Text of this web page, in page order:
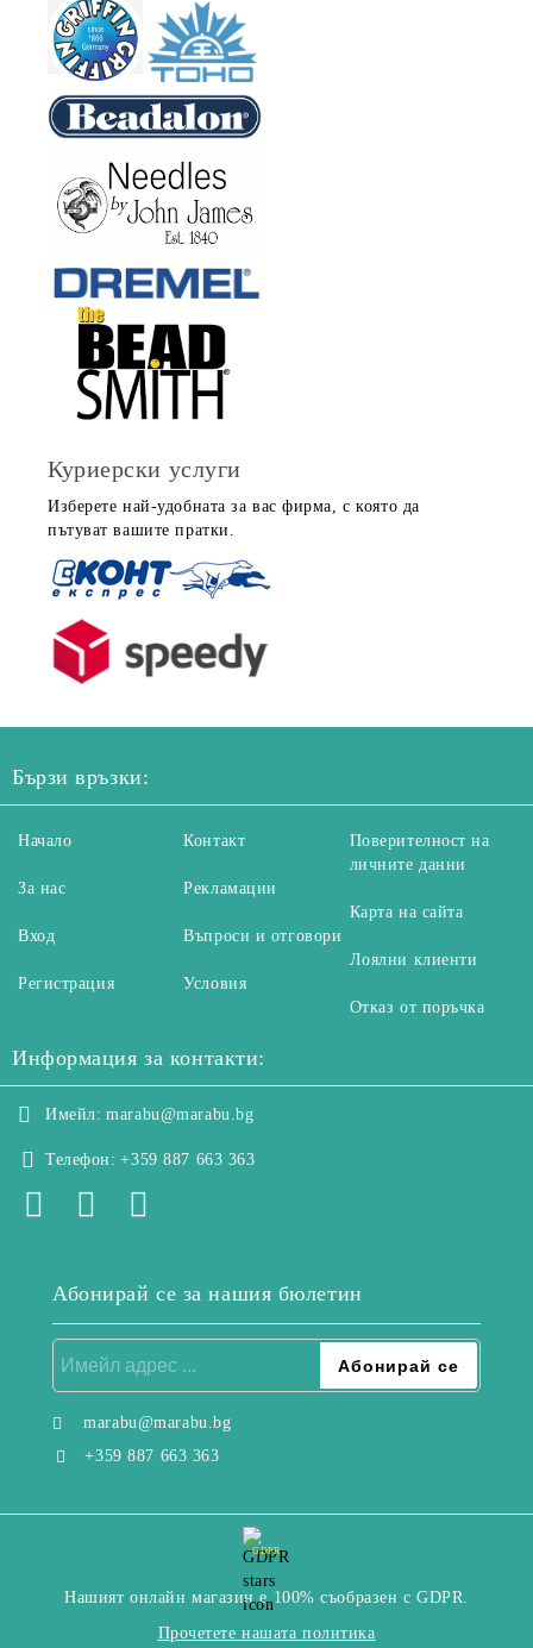
Куриерски услуги
Изберете най-удобната за вас фирма, с която да
пътуват вашите пратки.
Бързи връзки:
Начало
За нас
Вход
Регистрация
Контакт
Рекламации
Въпроси и отговори
Условия
Поверителност на
личните данни
Карта на сайта
Лоялни клиенти
Отказ от поръчка
Информация за контакти:
Имейл: marabu@marabu.bg
Телефон: +359 887 663 363
Абонирай се за нашия бюлетин
marabu@marabu.bg
+359 887 663 363
GDPR
Нашият онлайн магазин е 100% съобразен с GDPR.
Прочетете нашата политика